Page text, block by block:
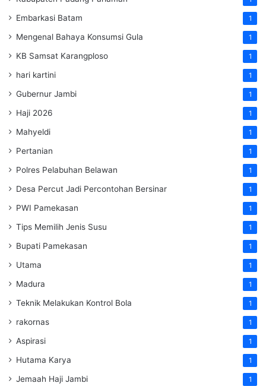
Embarkasi Batam 1
Mengenal Bahaya Konsumsi Gula 1
KB Samsat Karangploso 1
hari kartini 1
Gubernur Jambi 1
Haji 2026 1
Mahyeldi 1
Pertanian 1
Polres Pelabuhan Belawan 1
Desa Percut Jadi Percontohan Bersinar 1
PWI Pamekasan 1
Tips Memilih Jenis Susu 1
Bupati Pamekasan 1
Utama 1
Madura 1
Teknik Melakukan Kontrol Bola 1
rakornas 1
Aspirasi 1
Hutama Karya 1
Jemaah Haji Jambi 1